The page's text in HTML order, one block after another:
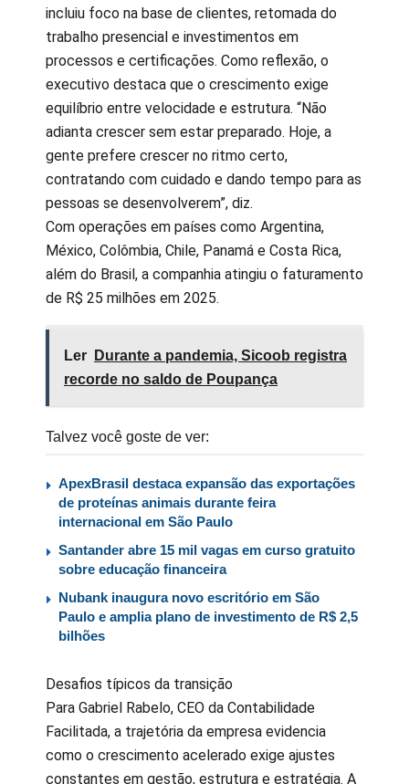
incluiu foco na base de clientes, retomada do
trabalho presencial e investimentos em
processos e certificações. Como reflexão, o
executivo destaca que o crescimento exige
equilíbrio entre velocidade e estrutura. “Não
adianta crescer sem estar preparado. Hoje, a
gente prefere crescer no ritmo certo,
contratando com cuidado e dando tempo para as
pessoas se desenvolverem”, diz.
Com operações em países como Argentina,
México, Colômbia, Chile, Panamá e Costa Rica,
além do Brasil, a companhia atingiu o faturamento
de R$ 25 milhões em 2025.
Ler
Durante a pandemia, Sicoob registra
recorde no saldo de Poupança
Talvez você goste de ver:
ApexBrasil destaca expansão das exportações
de proteínas animais durante feira
internacional em São Paulo
Santander abre 15 mil vagas em curso gratuito
sobre educação financeira
Nubank inaugura novo escritório em São
Paulo e amplia plano de investimento de R$ 2,5
bilhões
Desafios típicos da transição
Para Gabriel Rabelo, CEO da Contabilidade
Facilitada, a trajetória da empresa evidencia
como o crescimento acelerado exige ajustes
constantes em gestão, estrutura e estratégia. A